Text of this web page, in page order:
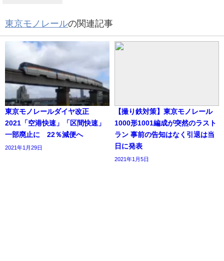
東京モノレールの関連記事
東京モノレールダイヤ改正
2021「空港快速」「区間快速」
一部廃止に 22％減便へ
2021年1月29日
【撮り鉄対策】東京モノレール
1000形1001編成が突然のラスト
ラン 事前の告知はなく引退は当
日に発表
2021年1月5日